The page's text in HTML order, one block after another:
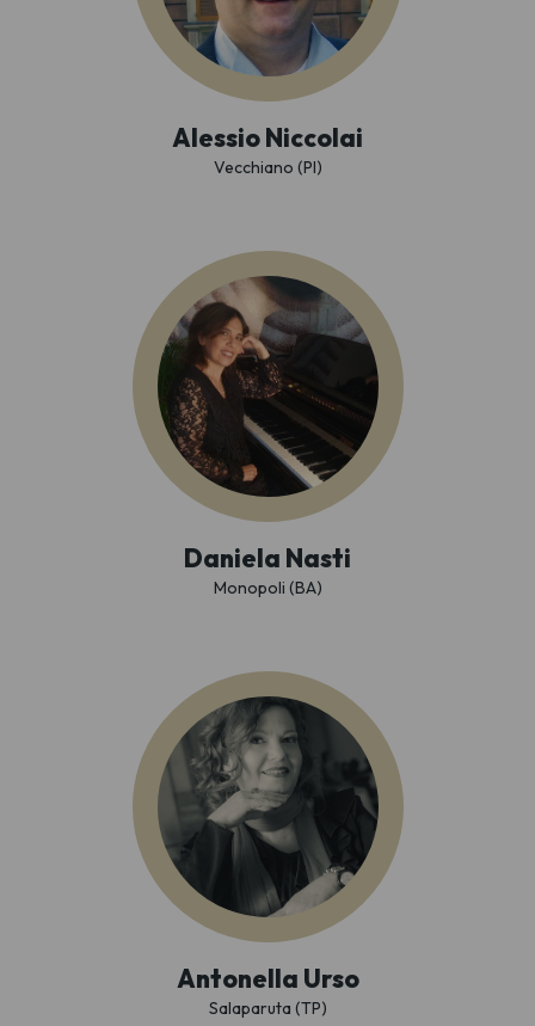
Alessio Niccolai
Vecchiano (PI)
Daniela Nasti
Monopoli (BA)
Antonella Urso
Salaparuta (TP)